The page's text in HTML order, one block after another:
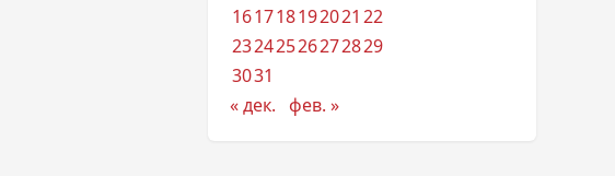
161718192021 22
23242526272829
3031
« дек. фев. »